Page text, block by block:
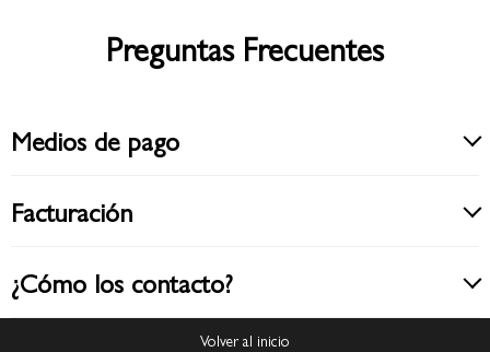
Preguntas Frecuentes
Medios de pago
Facturación
¿Cómo los contacto?
Volver al inicio